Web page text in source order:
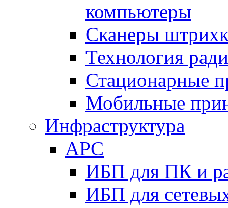
компьютеры
Сканеры
Технология
Стационарные
Мобильные
Инфраструктура
APC
ИБП для ПК и
ИБП для